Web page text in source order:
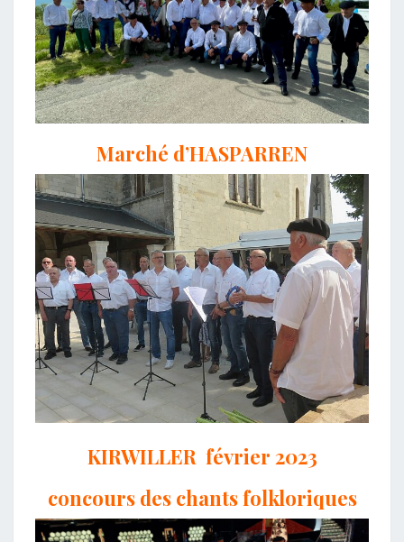
Marché d’HASPARREN
KIRWILLER février 2023
concours des chants folkloriques